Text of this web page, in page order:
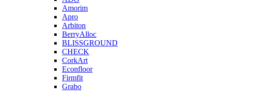
Amorim
Apro
Arbiton
BerryAlloc
BLISSGROUND
CHECK
CorkArt
Econfloor
Firmfit
Grabo